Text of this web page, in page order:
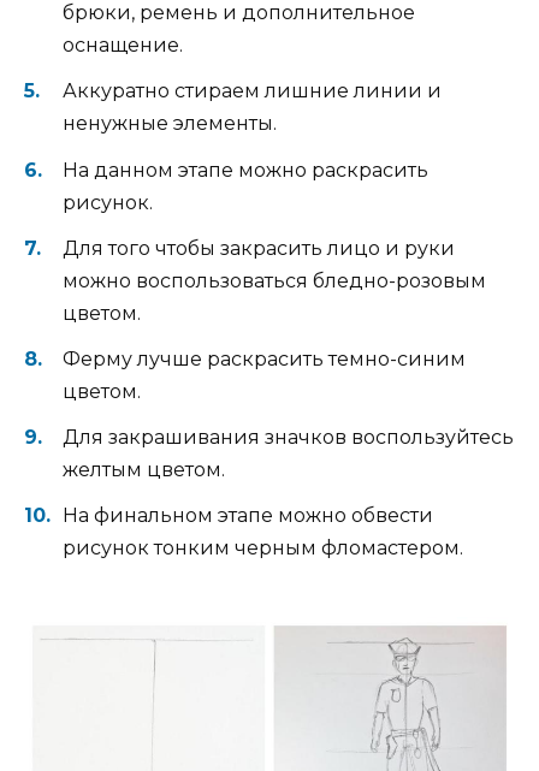
брюки, ремень и дополнительное
оснащение.
Аккуратно стираем лишние линии и
ненужные элементы.
На данном этапе можно раскрасить
рисунок.
Для того чтобы закрасить лицо и руки
можно воспользоваться бледно-розовым
цветом.
Ферму лучше раскрасить темно-синим
цветом.
Для закрашивания значков воспользуйтесь
желтым цветом.
На финальном этапе можно обвести
рисунок тонким черным фломастером.